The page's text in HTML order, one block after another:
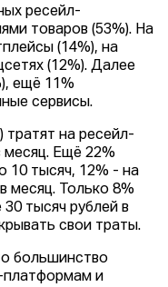
ресейл-
товаров (53%). На
(14%), на
(12%). Далее
ещё 11%
сервисы.
на ресейл-
месяц. Ещё 22%
10 тысяч, 12% - на
месяц. Только 8%
тысяч рублей в
свои траты.
большинство
платформам и